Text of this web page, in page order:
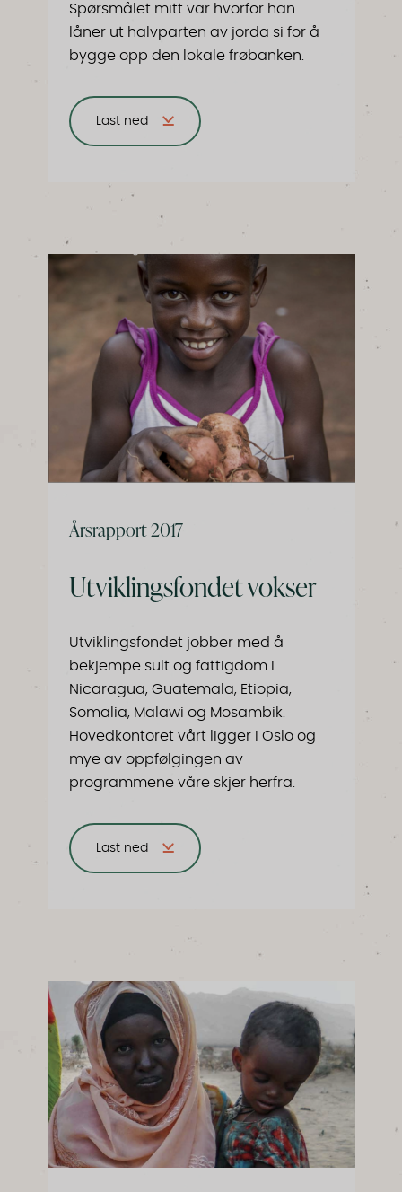
Spørsmålet mitt var hvorfor han
låner ut halvparten av jorda si for å
bygge opp den lokale frøbanken.
Last ned
Årsrapport 2017
Utviklingsfondet vokser
Utviklingsfondet jobber med å
bekjempe sult og fattigdom i
Nicaragua, Guatemala, Etiopia,
Somalia, Malawi og Mosambik.
Hovedkontoret vårt ligger i Oslo og
mye av oppfølgingen av
programmene våre skjer herfra.
Last ned